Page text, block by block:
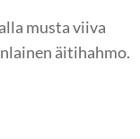
musta viiva
äitihahmo.